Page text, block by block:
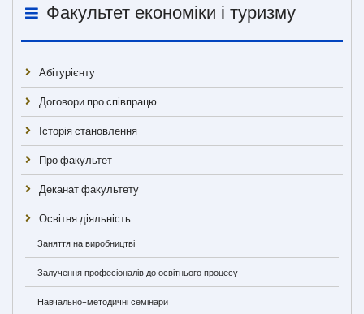
Факультет економіки і туризму
Абітурієнту
Договори про співпрацю
Історія становлення
Про факультет
Деканат факультету
Освітня діяльність
Заняття на виробництві
Залучення професіоналів до освітнього процесу
Навчально-методичні семінари